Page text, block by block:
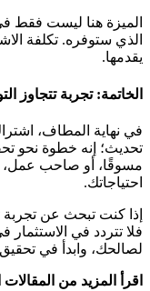
الميزة هنا ليست فقط
الذي ستوفره. تكلفة
يقدمها.
الخاتمة: تجربة تتجاوز
تحديث؛ إنه خطوة نحو
مسوقًا، أو صاحب عمل،
احتياجاتك.
إذا كنت تبحث عن تجربة
لصالحك، وابدأ في
اقرأ المزيد من